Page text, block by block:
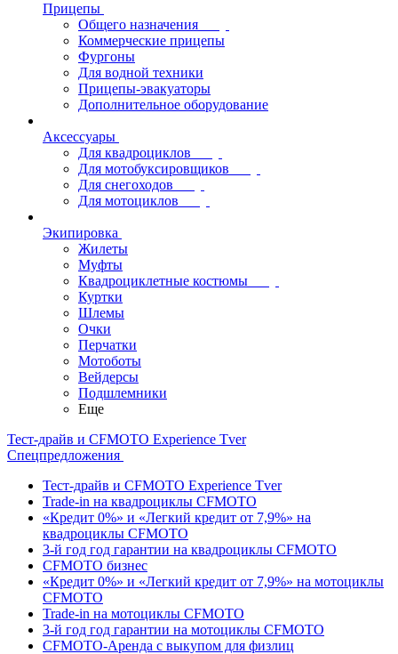
Прицепы
Общего назначения
Коммерческие прицепы
Фургоны
Для водной техники
Прицепы-эвакуаторы
Дополнительное оборудование
Аксессуары
Для квадроциклов
Для мотобуксировщиков
Для снегоходов
Для мотоциклов
Экипировка
Жилеты
Муфты
Квадроциклетные костюмы
Куртки
Шлемы
Очки
Перчатки
Мотоботы
Вейдерсы
Подшлемники
Еще
Тест-драйв и CFMOTO Experience Tver
Спецпредложения
Тест-драйв и CFMOTO Experience Tver
Trade-in на квадроциклы CFMOTO
«Кредит 0%» и «Легкий кредит от 7,9%» на
квадроциклы CFMOTO
3-й год год гарантии на квадроциклы CFMOTO
CFMOTO бизнес
«Кредит 0%» и «Легкий кредит от 7,9%» на мотоциклы
CFMOTO
Trade-in на мотоциклы CFMOTO
3-й год год гарантии на мотоциклы CFMOTO
CFMOTO-Аренда с выкупом для физлиц